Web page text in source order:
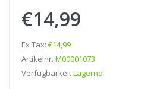
€14,99
Ex Tax: €14,99
Artikelnr. M00001073
VerfügbarkeitLagernd